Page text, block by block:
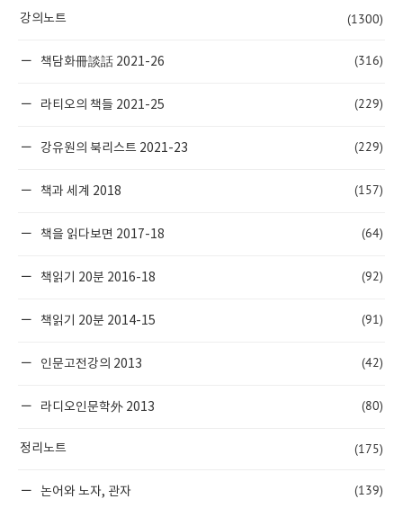
강의노트 (1300)
책담화冊談話 2021-26 (316)
라티오의 책들 2021-25 (229)
강유원의 북리스트 2021-23 (229)
책과 세계 2018 (157)
책을 읽다보면 2017-18 (64)
책읽기 20분 2016-18 (92)
책읽기 20분 2014-15 (91)
인문고전강의 2013 (42)
라디오인문학外 2013 (80)
정리노트 (175)
논어와 노자, 관자 (139)